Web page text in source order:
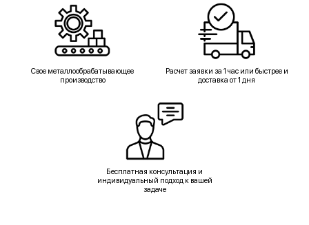
Свое металлообрабатывающее
производство
Расчет заявки за 1 час или быстрее и
доставка от 1 дня
Бесплатная консультация и
индивидуальный подход к вашей
задаче